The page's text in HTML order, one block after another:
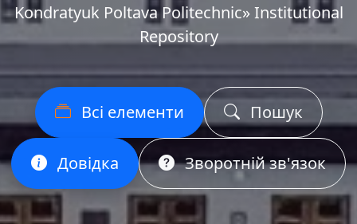
Kondratyuk Poltava Politechnic» Institutional
Repository
Всі елементи Пошук
Довідка Зворотній зв'язок